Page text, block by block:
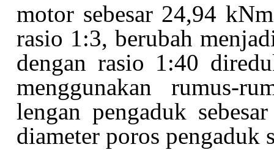
motor sebesar 24,94
rasio 1:3, berubah
dengan rasio 1:40
menggunakan rumus-
lengan pengaduk
diameter poros pengaduk